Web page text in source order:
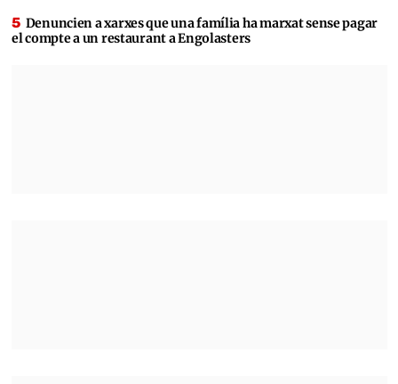
Denuncien a xarxes que una família ha marxat sense pagar
el compte a un restaurant a Engolasters